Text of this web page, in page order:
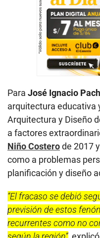
Para José Ignacio
arquitectura educativa
Arquitectura y Diseño
a factores
Niño Costerode 2017
como a problemas
planificación y diseño
“El fracaso se debió
previsión de estos
recurrentes como no